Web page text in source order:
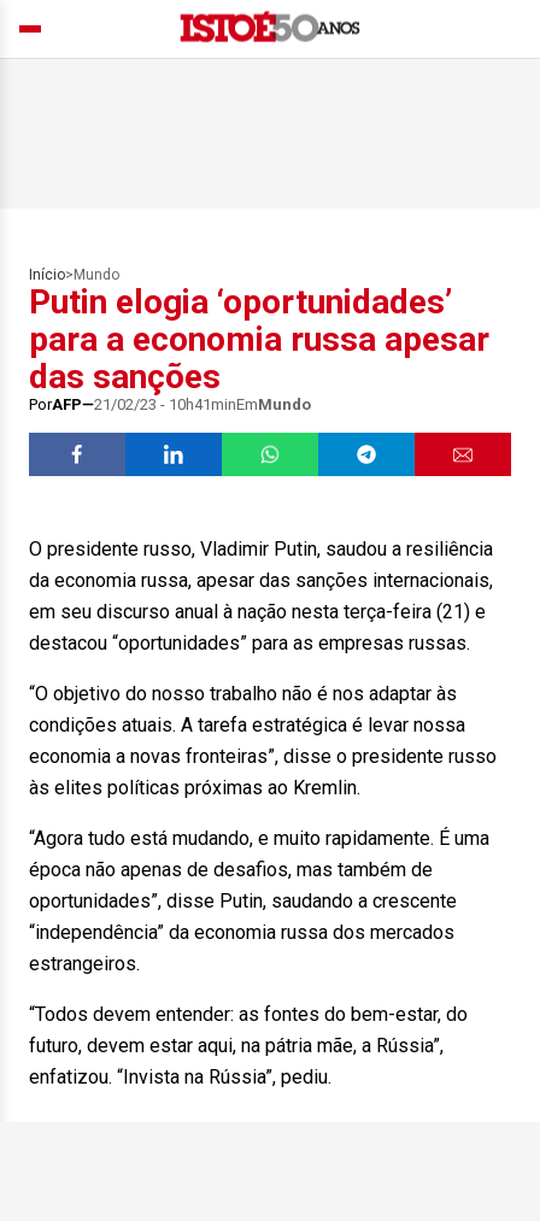
Início> Mundo
Putin elogia ‘oportunidades’
para a economia russa apesar
das sanções
PorAFP 21/02/23 - 10h41minEmMundo
O presidente russo, Vladimir Putin, saudou a resiliência
da economia russa, apesar das sanções internacionais,
em seu discurso anual à nação nesta terça-feira (21) e
destacou “oportunidades” para as empresas russas.
“O objetivo do nosso trabalho não é nos adaptar às
condições atuais. A tarefa estratégica é levar nossa
economia a novas fronteiras”, disse o presidente russo
às elites políticas próximas ao Kremlin.
“Agora tudo está mudando, e muito rapidamente. É uma
época não apenas de desafios, mas também de
oportunidades”, disse Putin, saudando a crescente
“independência” da economia russa dos mercados
estrangeiros.
“Todos devem entender: as fontes do bem-estar, do
futuro, devem estar aqui, na pátria mãe, a Rússia”,
enfatizou. “Invista na Rússia”, pediu.